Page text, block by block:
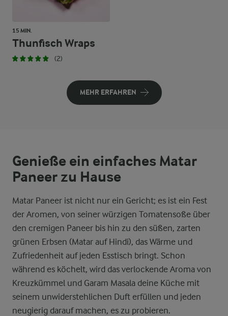
15 MIN.
Thunfisch Wraps
(2)
MEHR ERFAHREN
Genieße ein einfaches Matar
Paneer zu Hause
Matar Paneer ist nicht nur ein Gericht; es ist ein Fest
der Aromen, von seiner würzigen Tomatensoße über
den cremigen Paneer bis hin zu den süßen, zarten
grünen Erbsen (Matar auf Hindi), das Wärme und
Zufriedenheit auf jeden Esstisch bringt. Schon
während es köchelt, wird das verlockende Aroma von
Kreuzkümmel und Garam Masala deine Küche mit
seinem unwiderstehlichen Duft erfüllen und jeden
neugierig darauf machen, es zu probieren.